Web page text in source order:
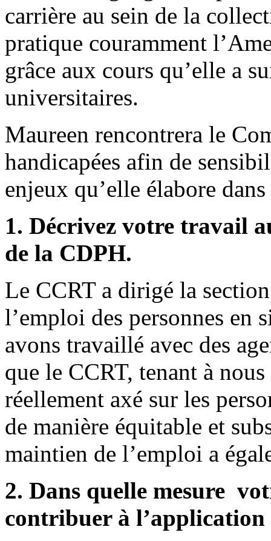
carrière au sein de la
pratique couramment
grâce aux cours qu’elle a
universitaires.
Maureen rencontrera le
handicapées afin de
enjeux qu’elle élabore
1. Décrivez votre travail
de la CDPH.
Le CCRT a dirigé la
l’emploi des personnes en
avons travaillé avec des
que le CCRT, tenant à
réellement axé sur les
de manière équitable et
maintien de l’emploi a
2. Dans quelle mesure
contribuer à